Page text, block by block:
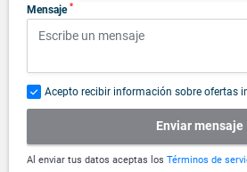
Mensaje *
Acepto recibir información sobre ofertas
Enviar mensaje
Al enviar tus datos aceptas los Términos de